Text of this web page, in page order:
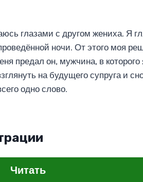
глазами с другом жениха. Я
ночи. От этого моя
предал он, мужчина, в
на будущего супруга и
одно слово.
Читать